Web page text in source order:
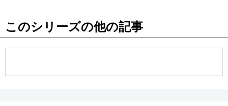
このシリーズの他の記事